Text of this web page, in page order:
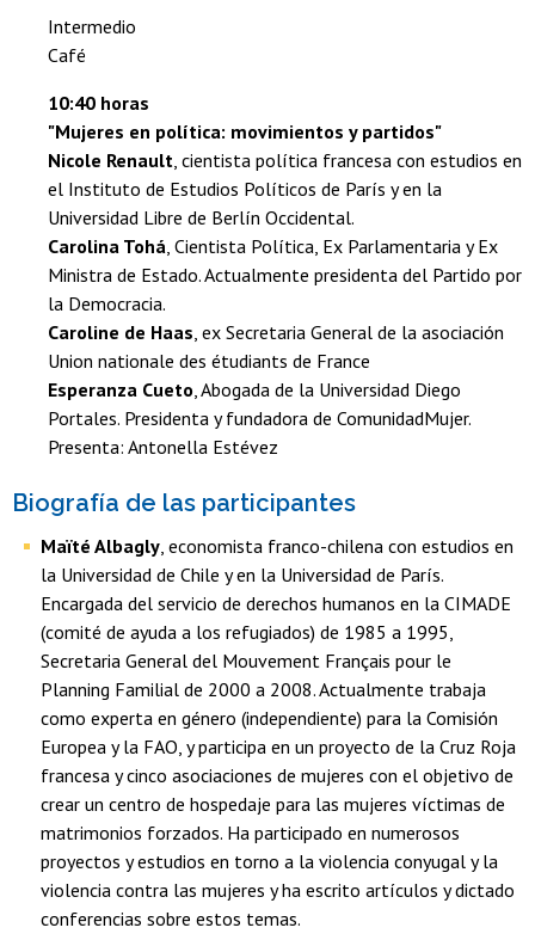
Intermedio
Café
10:40 horas
"Mujeres en política: movimientos y partidos"
Nicole Renault, cientista política francesa con estudios en
el Instituto de Estudios Políticos de París y en la
Universidad Libre de Berlín Occidental.
Carolina Tohá, Cientista Política, Ex Parlamentaria y Ex
Ministra de Estado. Actualmente presidenta del Partido por
la Democracia.
Caroline de Haas, ex Secretaria General de la asociación
Union nationale des étudiants de France
Esperanza Cueto, Abogada de la Universidad Diego
Portales. Presidenta y fundadora de ComunidadMujer.
Presenta: Antonella Estévez
Biografía de las participantes
Maïté Albagly , economista franco-chilena con estudios en
la Universidad de Chile y en la Universidad de París.
Encargada del servicio de derechos humanos en la CIMADE
(comité de ayuda a los refugiados) de 1985 a 1995,
Secretaria General del Mouvement Français pour le
Planning Familial de 2000 a 2008. Actualmente trabaja
como experta en género (independiente) para la Comisión
Europea y la FAO, y participa en un proyecto de la Cruz Roja
francesa y cinco asociaciones de mujeres con el objetivo de
crear un centro de hospedaje para las mujeres víctimas de
matrimonios forzados. Ha participado en numerosos
proyectos y estudios en torno a la violencia conyugal y la
violencia contra las mujeres y ha escrito artículos y dictado
conferencias sobre estos temas.